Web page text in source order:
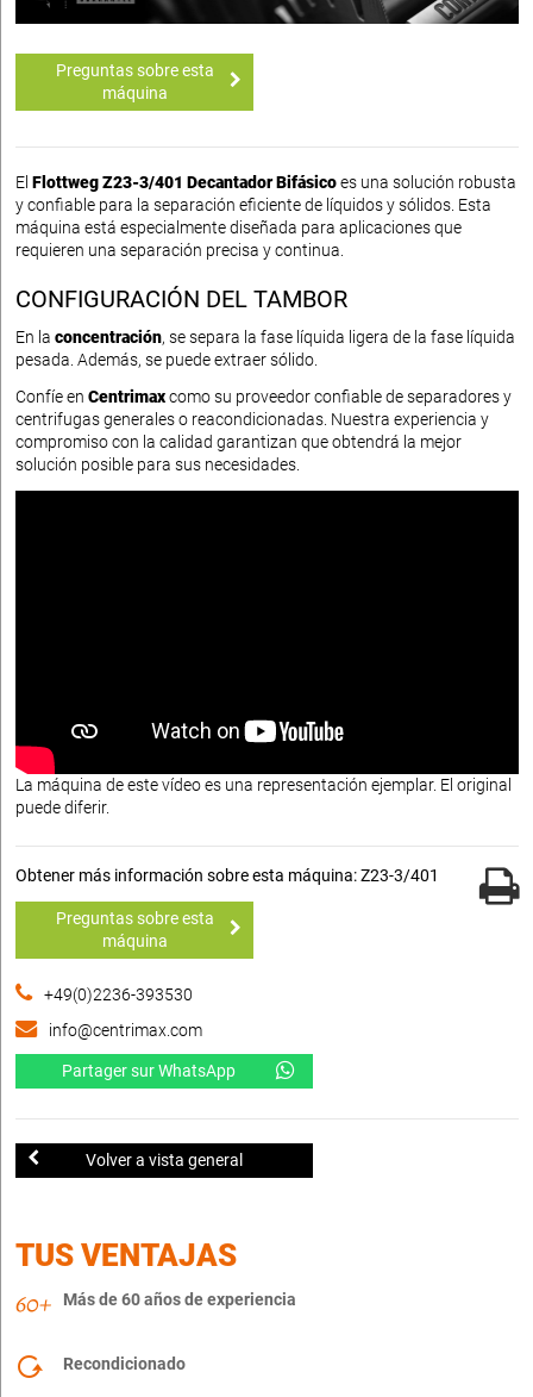
Preguntas sobre esta
máquina
El Flottweg Z23-3/401 Decantador Bifásicoes una solución robusta
y confiable para la separación eficiente de líquidos y sólidos. Esta
máquina está especialmente diseñada para aplicaciones que
requieren una separación precisa y continua.
CONFIGURACIÓN DEL TAMBOR
En la concentración, se separa la fase líquida ligera de la fase líquida
pesada. Además, se puede extraer sólido.
Confíe en Centrimaxcomo su proveedor confiable de separadores y
centrifugas generales o reacondicionadas. Nuestra experiencia y
compromiso con la calidad garantizan que obtendrá la mejor
solución posible para sus necesidades.
La máquina de este vídeo es una representación ejemplar. El original
puede diferir.
Obtener más información sobre esta máquina: Z23-3/401
Preguntas sobre esta
máquina
+49(0)2236-393530
info@centrimax.com
Partager sur WhatsApp
Volver a vista general
TUS VENTAJAS
Más de 60 años de experiencia
Recondicionado